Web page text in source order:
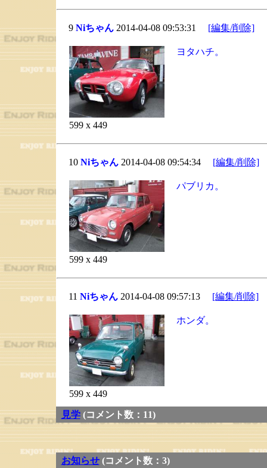
9 Niちゃん2014-04-08 09:53:31 [編集/削除]
599 x 449
ヨタハチ。
10 Niちゃん2014-04-08 09:54:34 [編集/削除]
599 x 449
パブリカ。
11 Niちゃん2014-04-08 09:57:13 [編集/削除]
599 x 449
ホンダ。
見学(コメント数：11)
お知らせ(コメント数：3)